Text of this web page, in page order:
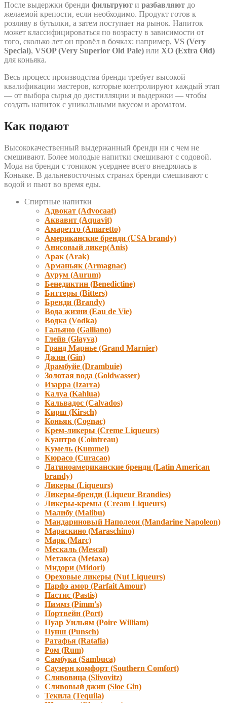
После выдержки бренди фильтруют и разбавляют до
желаемой крепости, если необходимо. Продукт готов к
розливу в бутылки, а затем поступает на рынок. Напиток
может классифицироваться по возрасту в зависимости от
того, сколько лет он провёл в бочках: например, VS (Very
Special), VSOP (Very Superior Old Pale) или XO (Extra Old)
для коньяка.
Весь процесс производства бренди требует высокой
квалификации мастеров, которые контролируют каждый этап
— от выбора сырья до дистилляции и выдержки — чтобы
создать напиток с уникальными вкусом и ароматом.
Как подают
Высококачественный выдержанный бренди ни с чем не
смешивают. Более молодые напитки смешивают с содовой.
Мода на бренди с тоником усерднее всего внедрялась в
Коньяке. В дальневосточных странах бренди смешивают с
водой и пьют во время еды.
Спиртные напитки
Адвокат (Advocaat)
Аквавит (Aquavit)
Амаретто (Amaretto)
Американские бренди (USA brandy)
Анисовый ликер(Anis)
Арак (Arak)
Арманьяк (Armagnac)
Аурум (Aurum)
Бенедиктин (Benedictine)
Биттеры (Bitters)
Бренди (Brandy)
Вода жизни (Eau de Vie)
Водка (Vodka)
Гальяно (Galliano)
Глейв (Glayva)
Гранд Марнье (Grand Marnier)
Джин (Gin)
Драмбуйе (Drambuie)
Золотая вода (Goldwasser)
Изарра (Izarra)
Калуа (Kahlua)
Кальвадос (Calvados)
Кирш (Kirsch)
Коньяк (Cognac)
Крем-ликеры (Creme Liqueurs)
Куантро (Cointreau)
Кумель (Kummel)
Кюрасо (Curacao)
Латиноамериканские бренди (Latin American
brandy)
Ликеры (Liqueurs)
Ликеры-бренди (Liqueur Brandies)
Ликеры-кремы (Cream Liqueurs)
Малибу (Malibu)
Мандариновый Наполеон (Mandarine Napoleon)
Мараскино (Маraschino)
Марк (Marc)
Мескаль (Mescal)
Метакса (Metaxa)
Мидори (Мidori)
Ореховые ликеры (Nut Liqueurs)
Парфэ амор (Parfait Amour)
Пастис (Pastis)
Пиммз (Pimm's)
Портвейн (Port)
Пуар Уильям (Poire William)
Пунш (Punsch)
Ратафья (Ratafia)
Ром (Rum)
Самбука (Sambuca)
Саузерн комфорт (Southern Comfort)
Сливовица (Slivovitz)
Сливовый джин (Sloe Gin)
Текила (Tequila)